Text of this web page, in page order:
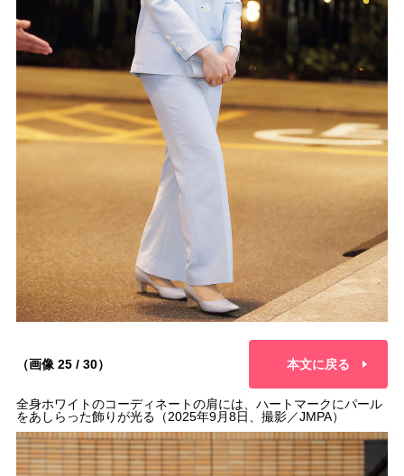
（画像 25 / 30） 本文に戻る
全身ホワイトのコーディネートの肩には、ハートマークにパール
をあしらった飾りが光る（2025年9月8日、撮影／JMPA）